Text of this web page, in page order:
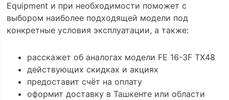
Equipment и при необходимости поможет с
выбором наиболее подходящей модели под
конкретные условия эксплуатации, а также:
расскажет об аналогах модели FE 16-3F TX48
действующих скидках и акциях
предоставит счёт на оплату
оформит доставку в Ташкенте или области